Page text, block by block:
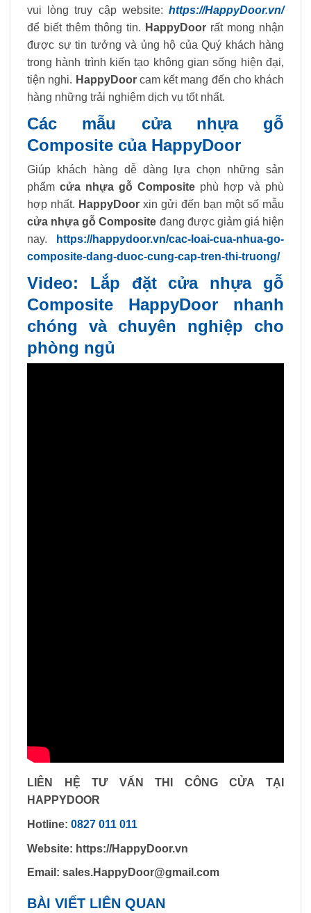
vui lòng truy cập website: https://HappyDoor.vn/
để biết thêm thông tin. HappyDoor rất mong nhận
được sự tin tưởng và ủng hộ của Quý khách hàng
trong hành trình kiến ​​tạo không gian sống hiện đại,
tiện nghi. HappyDoorcam kết mang đến cho khách
hàng những trải nghiệm dịch vụ tốt nhất.
Các mẫu cửa nhựa gỗ
Composite của HappyDoor
Giúp khách hàng dễ dàng lựa chọn những sản
phẩm cửa nhựa gỗ Composite phù hợp và phù
hợp nhất. HappyDoor xin gửi đến bạn một số mẫu
cửa nhựa gỗ Composite đang được giảm giá hiện
nay.
https://happydoor.vn/cac-loai-cua-nhua-go-
composite-dang-duoc-cung-cap-tren-thi-truong/
Video: Lắp đặt cửa nhựa gỗ
Composite HappyDoor nhanh
chóng và chuyên nghiệp cho
phòng ngủ
LIÊN HỆ TƯ VẤN THI CÔNG CỬA TẠI
HAPPYDOOR
Hotline: 0827 011 011
Website: https://HappyDoor.vn
Email: sales.HappyDoor@gmail.com
BÀI VIẾT LIÊN QUAN